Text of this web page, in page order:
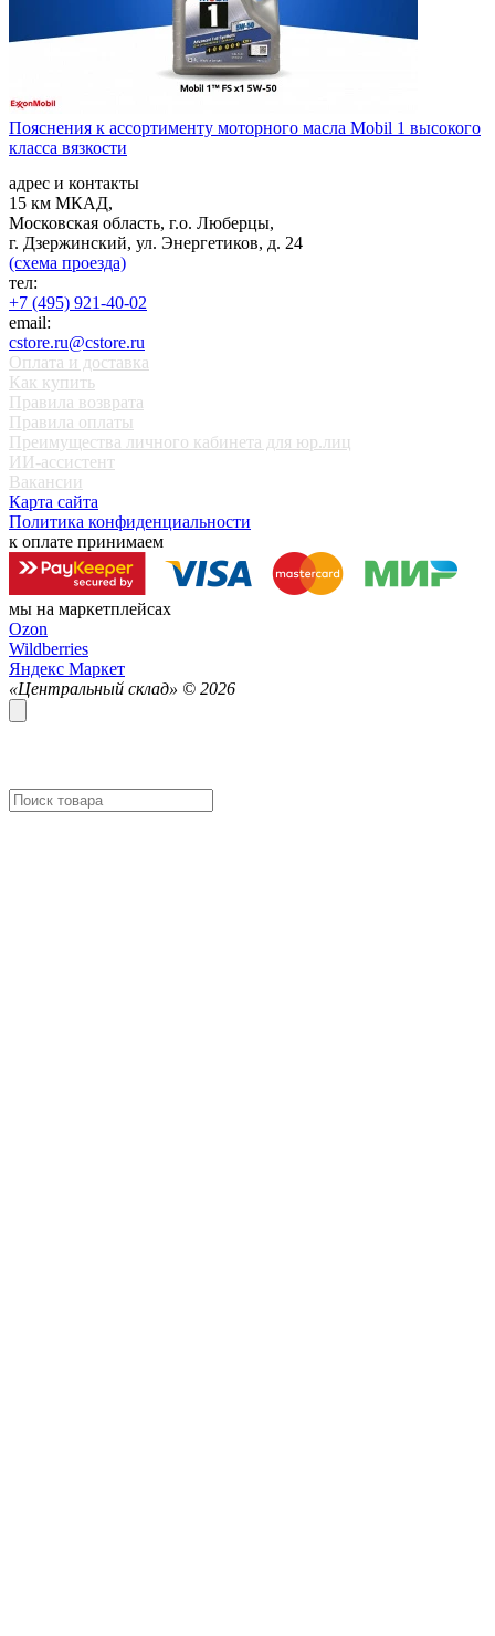
Пояснения к ассортименту моторного масла Mobil 1 высокого
класса вязкости
адрес и контакты
15 км МКАД,
Московская область, г.о. Люберцы,
г. Дзержинский, ул. Энергетиков, д. 24
(схема проезда)
тел:
+7 (495) 921-40-02
email:
cstore.ru@cstore.ru
Оплата и доставка
Как купить
Правила возврата
Правила оплаты
Преимущества личного кабинета для юр.лиц
ИИ-ассистент
Вакансии
Карта сайта
Политика конфиденциальности
к оплате принимаем
мы на маркетплейсах
Ozon
Wildberries
Яндекс Маркет
«Центральный склад» © 2026